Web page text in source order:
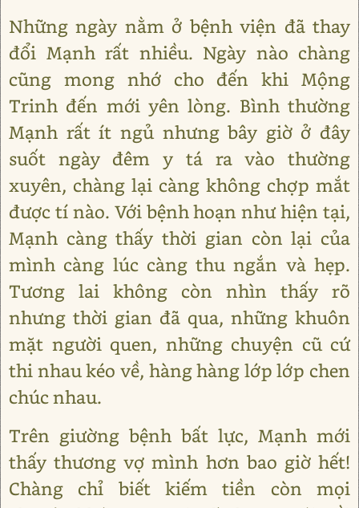
Những ngày nằm ở bệnh viện đã thay
đổi Mạnh rất nhiều. Ngày nào chàng
cũng mong nhớ cho đến khi Mộng
Trinh đến mới yên lòng. Bình thường
Mạnh rất ít ngủ nhưng bây giờ ở đây
suốt ngày đêm y tá ra vào thường
xuyên, chàng lại càng không chợp mắt
được tí nào. Với bệnh hoạn như hiện tại,
Mạnh càng thấy thời gian còn lại của
mình càng lúc càng thu ngắn và hẹp.
Tương lai không còn nhìn thấy rõ
nhưng thời gian đã qua, những khuôn
mặt người quen, những chuyện cũ cứ
thi nhau kéo về, hàng hàng lớp lớp chen
chúc nhau.
Trên giường bệnh bất lực, Mạnh mới
thấy thương vợ mình hơn bao giờ hết!
Chàng chỉ biết kiếm tiền còn mọi